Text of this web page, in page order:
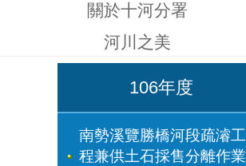
關於十河分署
河川之美
106年度
南勢溪覽勝橋河段疏濬工
程兼供土石採售分離作業